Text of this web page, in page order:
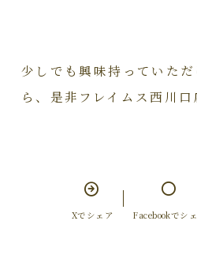
少しでも興味持っていた
ら、是非フレイムス西川
Xでシェア Facebookでシ